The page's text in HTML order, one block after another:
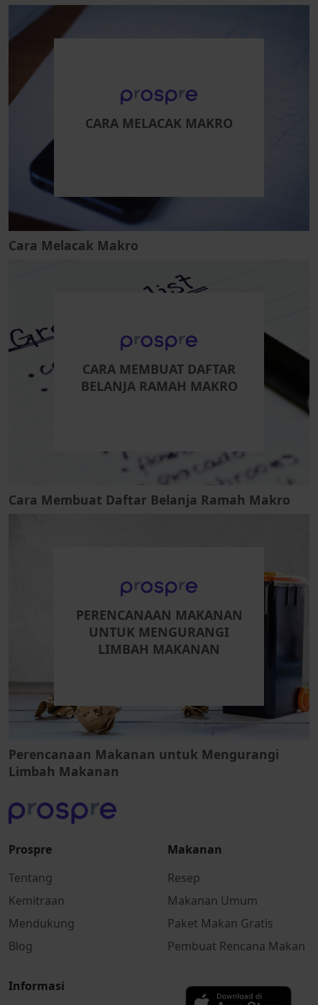
CARA MELACAK MAKRO
Cara Melacak Makro
CARA MEMBUAT DAFTAR
BELANJA RAMAH MAKRO
Cara Membuat Daftar Belanja Ramah Makro
PERENCANAAN MAKANAN
UNTUK MENGURANGI
LIMBAH MAKANAN
Perencanaan Makanan untuk Mengurangi
Limbah Makanan
Prospre
Tentang
Kemitraan
Mendukung
Blog
Makanan
Resep
Makanan Umum
Paket Makan Gratis
Pembuat Rencana Makan
Informasi